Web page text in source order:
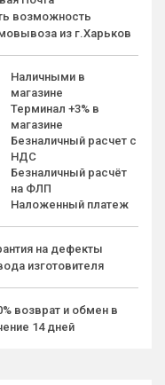
возможность
из г.Харьков
Наличными в
магазине
Терминал +3% в
магазине
Безналичный расчет с
НДС
Безналичный расчёт
на ФЛП
Наложенный платеж
на дефекты
изготовителя
возврат и обмен в
14 дней